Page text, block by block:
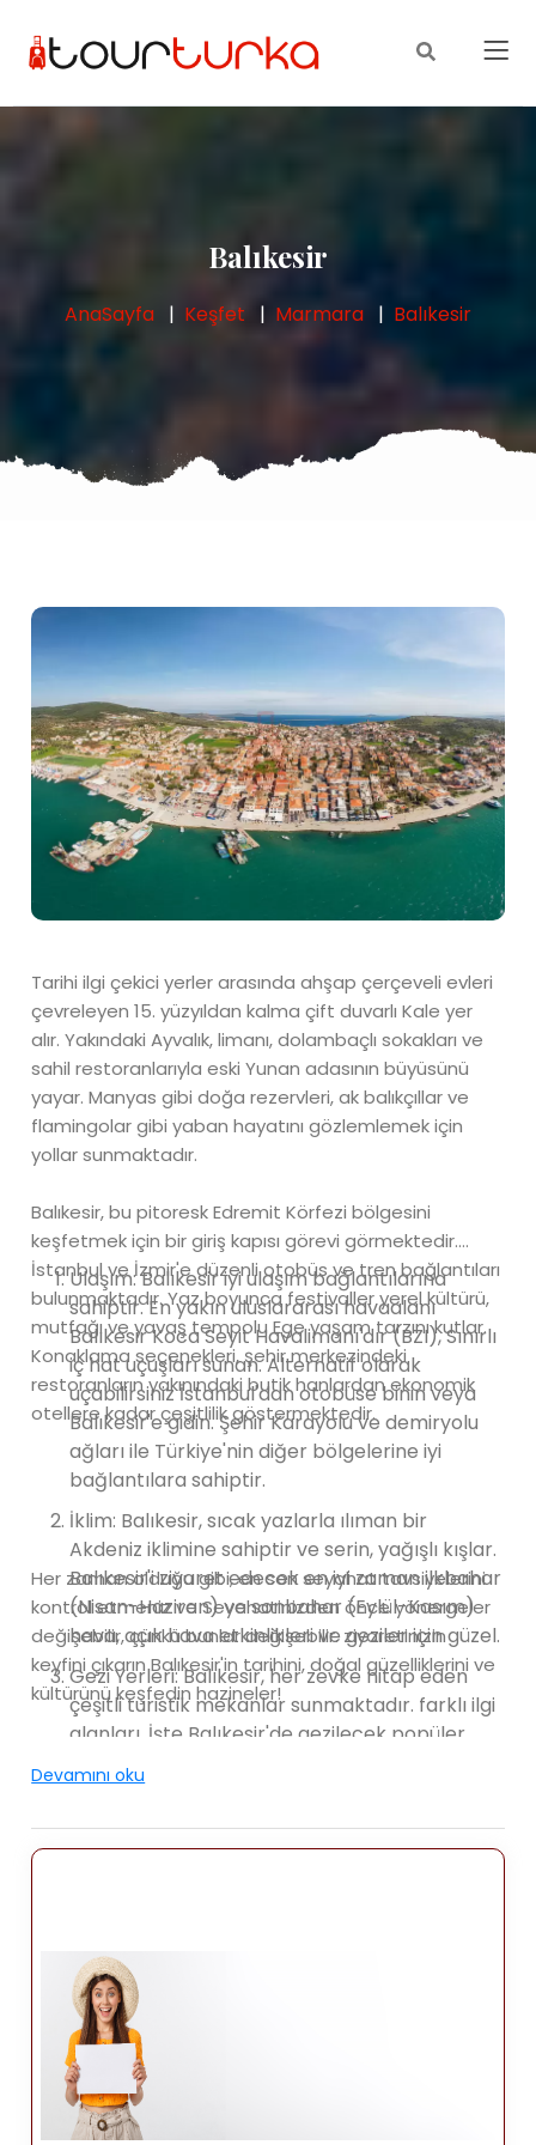
Balıkesir
AnaSayfa Keşfet Marmara Balıkesir
Tarihi ilgi çekici yerler arasında ahşap çerçeveli evleri
çevreleyen 15. yüzyıldan kalma çift duvarlı Kale yer
alır. Yakındaki Ayvalık, limanı, dolambaçlı sokakları ve
sahil restoranlarıyla eski Yunan adasının büyüsünü
yayar. Manyas gibi doğa rezervleri, ak balıkçıllar ve
flamingolar gibi yaban hayatını gözlemlemek için
yollar sunmaktadır.
Balıkesir, bu pitoresk Edremit Körfezi bölgesini
keşfetmek için bir giriş kapısı görevi görmektedir.
İstanbul ve İzmir'e düzenli otobüs ve tren bağlantıları
bulunmaktadır. Yaz boyunca festivaller yerel kültürü,
mutfağı ve yavaş tempolu Ege yaşam tarzını kutlar.
Konaklama seçenekleri, şehir merkezindeki
restoranların yakınındaki butik hanlardan ekonomik
otellere kadar çeşitlilik göstermektedir.
Ulaşım: Balıkesir iyi ulaşım bağlantılarına
sahiptir. En yakın uluslararası havaalanı
Balıkesir Koca Seyit Havalimanı'dır (BZI), Sınırlı
iç hat uçuşları sunan. Alternatif olarak
uçabilirsiniz İstanbul'dan otobüse binin veya
Balıkesir'e gidin. Şehir Karayolu ve demiryolu
ağları ile Türkiye'nin diğer bölgelerine iyi
bağlantılara sahiptir.
İklim: Balıkesir, sıcak yazlarla ılıman bir
Akdeniz iklimine sahiptir ve serin, yağışlı kışlar.
Balıkesir'i ziyaret edecek en iyi zaman ilkbahar
(Nisan-Haziran) ve sonbahar (Eylül-Kasım)
hava, açık hava etkinlikleri ve geziler için güzel.
Gezi Yerleri: Balıkesir, her zevke hitap eden
çeşitli turistik mekanlar sunmaktadır. farklı ilgi
alanları. İşte Balıkesir'de gezilecek popüler
yerlerden bazıları:
bilinir çeşitli flora ve faunasıyla ünlü güzel bir
doğal alandır, yürüyüş parkurları ve doğal
Ayvalık: Ege Denizi kıyısında şirin bir sahil
kasabası, Ayvalık pitoresk sokakları, tarihi
evleri ve güzel Sahiller. Eski şehrin dar
sokaklarını keşfedin, tarihi yerleri ziyaret edin
Cunda Adası'na gidin ve deniz ürünleri başta
olmak üzere yerel mutfağın tadını çıkarın.
Her zaman olduğu gibi, en son seyahat tavsiyelerini
kontrol etmeniz ve Seyahatinizden önce yönergeler
değişebilir, çünkü bunlar değişebilir. ziyaretinizin
keyfini çıkarın Balıkesir'in tarihini, doğal güzelliklerini ve
kültürünü keşfedin hazineler!
Devamını oku